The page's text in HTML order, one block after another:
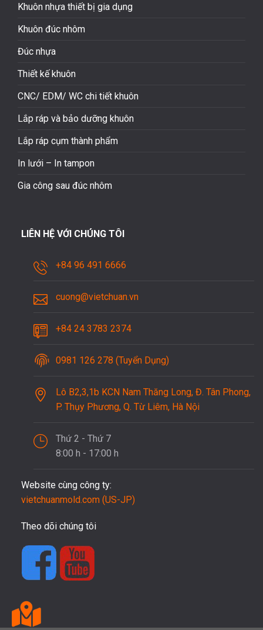
Khuôn nhựa thiết bị gia dụng
Khuôn đúc nhôm
Đúc nhựa
Thiết kế khuôn
CNC/ EDM/ WC chi tiết khuôn
Lắp ráp và bảo dưỡng khuôn
Lắp ráp cụm thành phẩm
In lưới – In tampon
Gia công sau đúc nhôm
LIÊN HỆ VỚI CHÚNG TÔI
+84 96 491 6666
cuong@vietchuan.vn
+84 24 3783 2374
0981 126 278 (Tuyển Dụng)
Lô B2,3,1b KCN Nam Thăng Long, Đ. Tân Phong,
P. Thụy Phương, Q. Từ Liêm, Hà Nội
Thứ 2 - Thứ 7
8:00 h - 17:00 h
Website cùng công ty:
vietchuanmold.com (US-JP)
Theo dõi chúng tôi